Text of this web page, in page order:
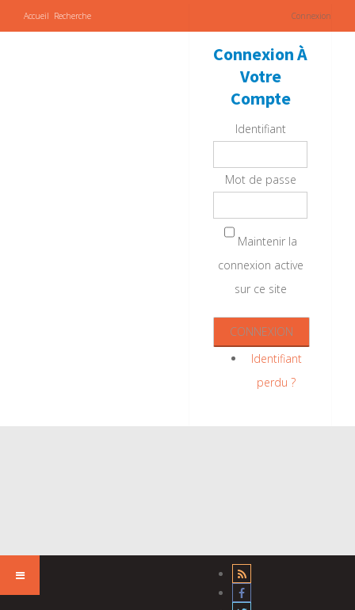
Accueil Recherche Connexion
Connexion À
Votre
Compte
Identifiant
Mot de passe
Maintenir la
connexion active
sur ce site
Identifiant
perdu ?